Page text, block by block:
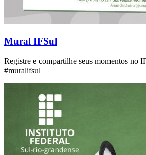
Mural IFSul
Registre e compartilhe seus momentos no
#muralifsul